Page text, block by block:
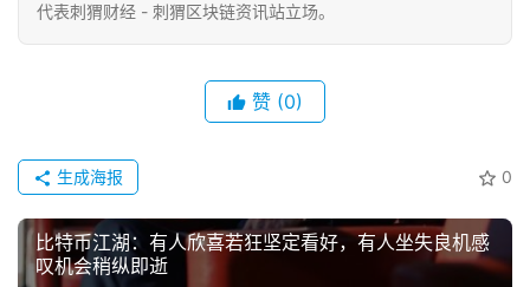
代表刺猬财经 - 刺猬区块链资讯站立场。
赞 (0)
0
生成海报
比特币江湖：有人欣喜若狂坚定看好，有人坐失良机感
叹机会稍纵即逝